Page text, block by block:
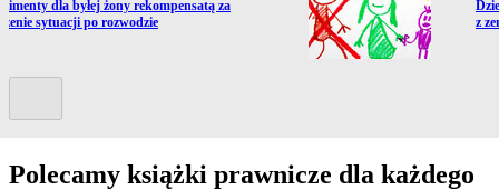
do artykułu:dla byłej żony rekompensatą za
sytuacji po rozwodzie
z
Polecamy książki prawnicze dla każdego